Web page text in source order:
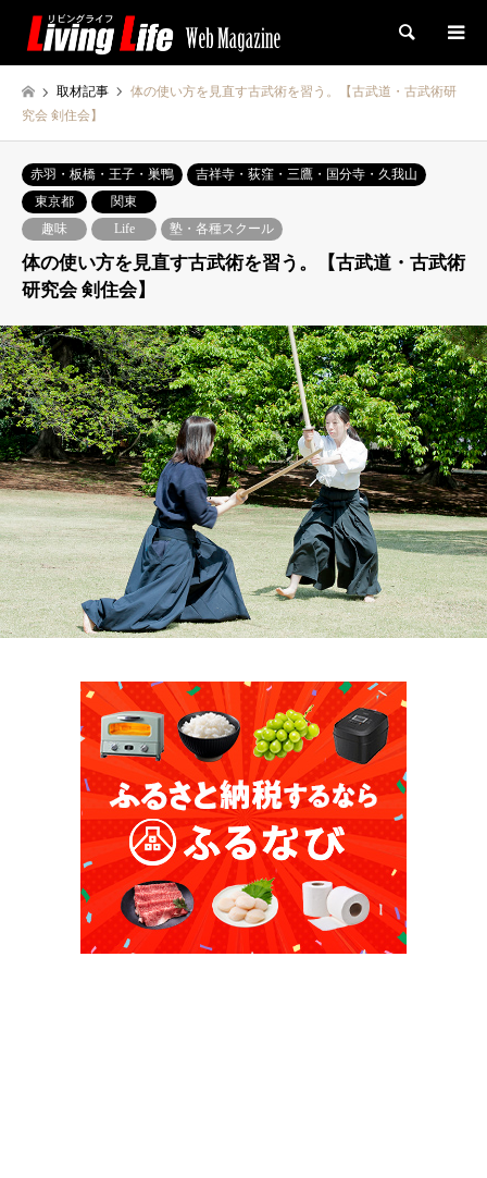
検索
取材記事
体の使い方を見直す古武術を習う。【古武道・古武術研
究会 剣住会】
赤羽・板橋・王子・巣鴨
吉祥寺・荻窪・三鷹・国分寺・久我山
東京都
関東
趣味
Life 塾・各種スクール
体の使い方を見直す古武術を習う。【古武道・古武術
研究会 剣住会】